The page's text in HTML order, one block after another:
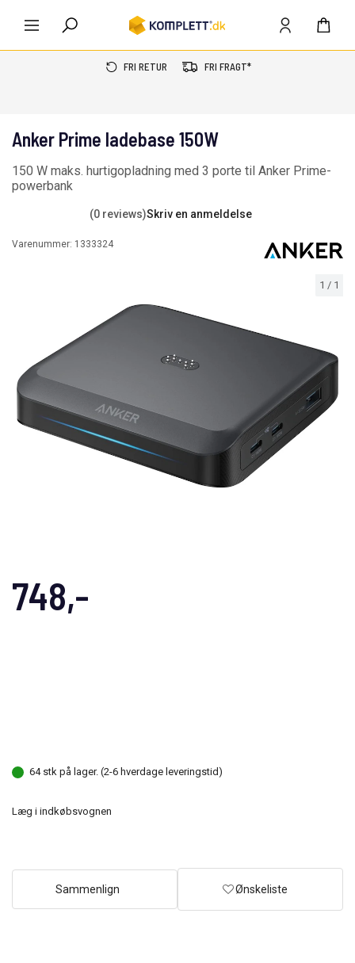
FRI RETUR FRI FRAGT*
1 / 1
Anker Prime ladebase 150W
150 W maks. hurtigopladning med 3 porte til Anker Prime-
powerbank
(0 reviews)Skriv en anmeldelse
Varenummer: 1333324
748,-
64 stk på lager. (2-6 hverdage leveringstid)
Læg i indkøbsvognen
Sammenlign Ønskeliste